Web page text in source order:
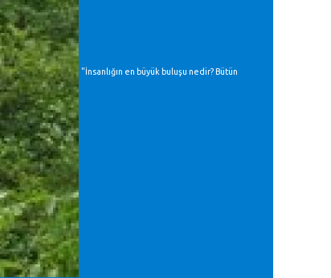
"İnsanlığın en büyük buluşu nedir? Bütün